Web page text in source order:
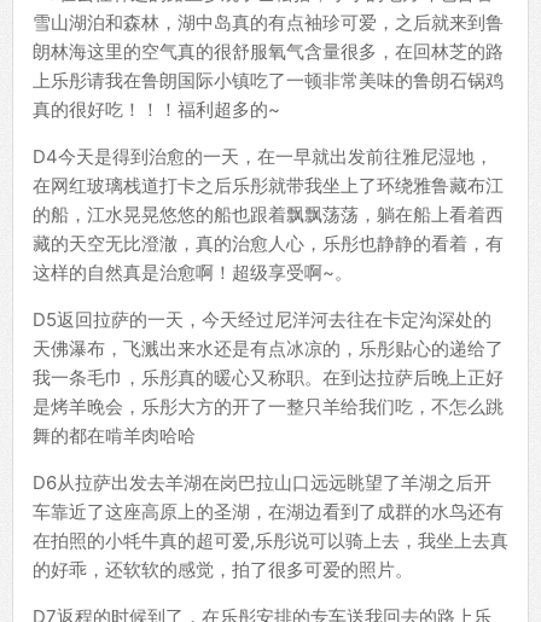
雪山湖泊和森林，湖中岛真的有点袖珍可爱，之后就来到鲁
朗林海这里的空气真的很舒服氧气含量很多，在回林芝的路
上乐彤请我在鲁朗国际小镇吃了一顿非常美味的鲁朗石锅鸡
真的很好吃！！！福利超多的~
D4今天是得到治愈的一天，在一早就出发前往雅尼湿地，
在网红玻璃栈道打卡之后乐彤就带我坐上了环绕雅鲁藏布江
的船，江水晃晃悠悠的船也跟着飘飘荡荡，躺在船上看着西
藏的天空无比澄澈，真的治愈人心，乐彤也静静的看着，有
这样的自然真是治愈啊！超级享受啊~。
D5返回拉萨的一天，今天经过尼洋河去往在卡定沟深处的
天佛瀑布，飞溅出来水还是有点冰凉的，乐彤贴心的递给了
我一条毛巾，乐彤真的暖心又称职。在到达拉萨后晚上正好
是烤羊晚会，乐彤大方的开了一整只羊给我们吃，不怎么跳
舞的都在啃羊肉哈哈
D6从拉萨出发去羊湖在岗巴拉山口远远眺望了羊湖之后开
车靠近了这座高原上的圣湖，在湖边看到了成群的水鸟还有
在拍照的小牦牛真的超可爱,乐彤说可以骑上去，我坐上去真
的好乖，还软软的感觉，拍了很多可爱的照片。
D7返程的时候到了，在乐彤安排的专车送我回去的路上乐